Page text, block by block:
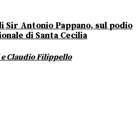
Sir Antonio Pappano, sul podio
di Santa Cecilia
e Claudio Filippello